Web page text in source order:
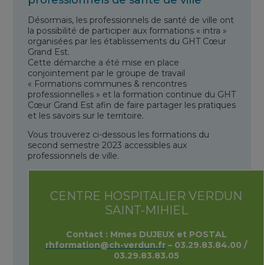
Désormais, les professionnels de santé de ville ont
la possibilité de participer aux formations « intra »
organisées par les établissements du GHT Cœur
Grand Est.
Cette démarche a été mise en place
conjointement par le groupe de travail
« Formations communes & rencontres
professionnelles » et la formation continue du GHT
Cœur Grand Est afin de faire partager les pratiques
et les savoirs sur le territoire.
Vous trouverez ci-dessous les formations du
second semestre 2023 accessibles aux
professionnels de ville.
CENTRE HOSPITALIER VERDUN
SAINT-MIHIEL
Contact : Mmes DUJEUX et POSTAL
rhformation@ch-verdun.fr – 03.29.83.84.00 /
03.29.83.83.05